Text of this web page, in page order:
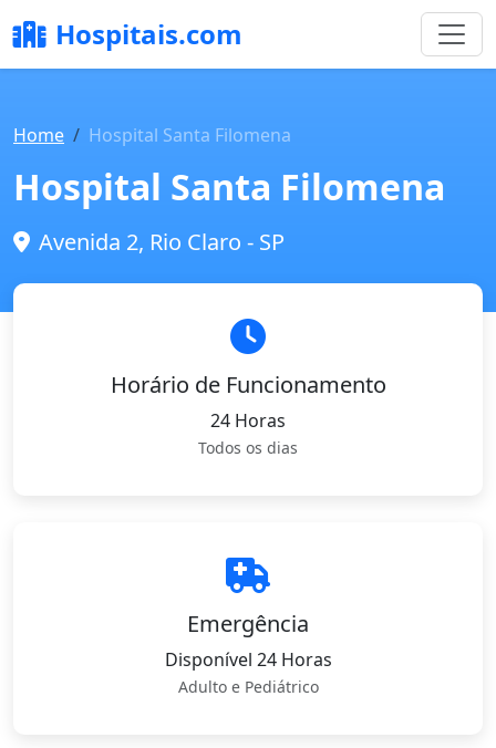
Hospitais.com
Home Hospital Santa Filomena
Hospital Santa Filomena
Avenida 2, Rio Claro - SP
Horário de Funcionamento
24 Horas
Todos os dias
Emergência
Disponível 24 Horas
Adulto e Pediátrico